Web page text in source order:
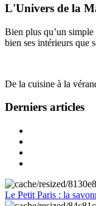
L'Univers de la
Bien plus qu’un
bien ses intérieurs que
De la cuisine à la
Derniers articles
Le Petit Paris : la